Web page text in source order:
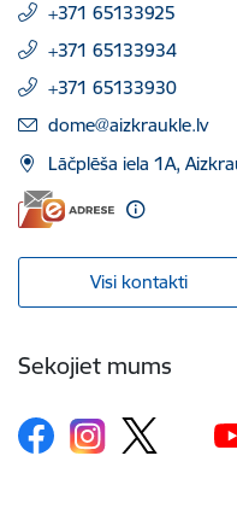
+371 65133925
+371 65133934
+371 65133930
E-pasts:
dome@aizkraukle.lv
Lāčplēša iela 1A,
Visi kontakti
Sekojiet mums